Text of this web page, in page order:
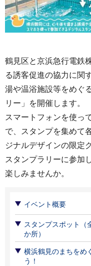
鶴見区と京浜急行電鉄
る誘客促進の協力に関
湯や温浴施設等をめぐ
リー」を開催します。
スマートフォンを使っ
で、スタンプを集めて
ジナルデザインの限定
スタンプラリーに参加
楽しみませんか。
イベント概要
スタンプスポット（
か所）
横浜鶴見のまちをめ
う！